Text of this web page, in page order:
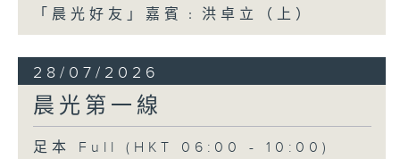
「晨光好友」嘉賓﹕洪卓立（上）
28/07/2026
晨光第一線
足本 Full (HKT 06:00 - 10:00)